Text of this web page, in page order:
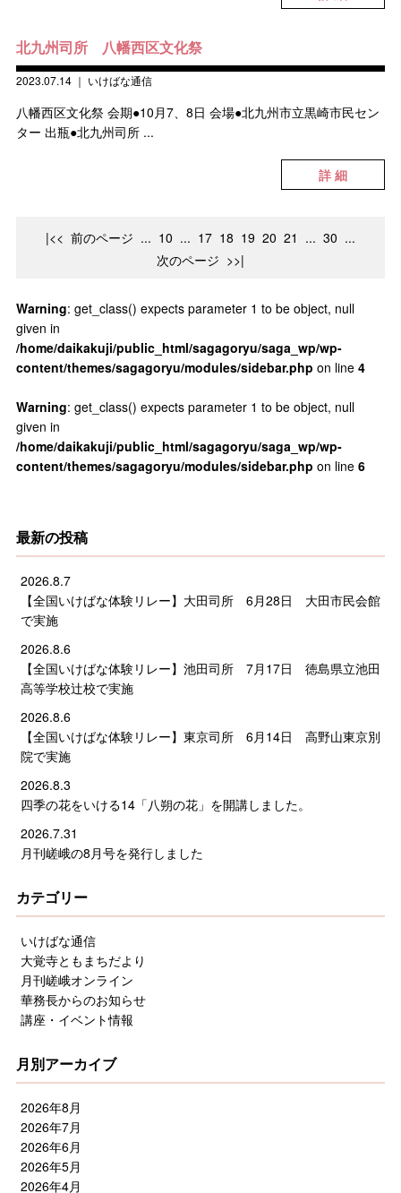
北九州司所 八幡西区文化祭
2023.07.14｜ いけばな通信
八幡西区文化祭 会期●10月7、8日 会場●北九州市立黒崎市民セン
ター 出瓶●北九州司所 ...
詳 細
|<< 前のページ ... 10 ... 17 18 19 20 21 ... 30 ...
次のページ >>|
Warning: get_class() expects parameter 1 to be object, null
given in
/home/daikakuji/public_html/sagagoryu/saga_wp/wp-
content/themes/sagagoryu/modules/sidebar.php on line 4
Warning: get_class() expects parameter 1 to be object, null
given in
/home/daikakuji/public_html/sagagoryu/saga_wp/wp-
content/themes/sagagoryu/modules/sidebar.php on line 6
最新の投稿
2026.8.7
【全国いけばな体験リレー】大田司所 6月28日 大田市民会館
で実施
2026.8.6
【全国いけばな体験リレー】池田司所 7月17日 徳島県立池田
高等学校辻校で実施
2026.8.6
【全国いけばな体験リレー】東京司所 6月14日 高野山東京別
院で実施
2026.8.3
四季の花をいける14「八朔の花」を開講しました。
2026.7.31
月刊嵯峨の8月号を発行しました
カテゴリー
いけばな通信
大覚寺ともまちだより
月刊嵯峨オンライン
華務長からのお知らせ
講座・イベント情報
月別アーカイブ
2026年8月
2026年7月
2026年6月
2026年5月
2026年4月